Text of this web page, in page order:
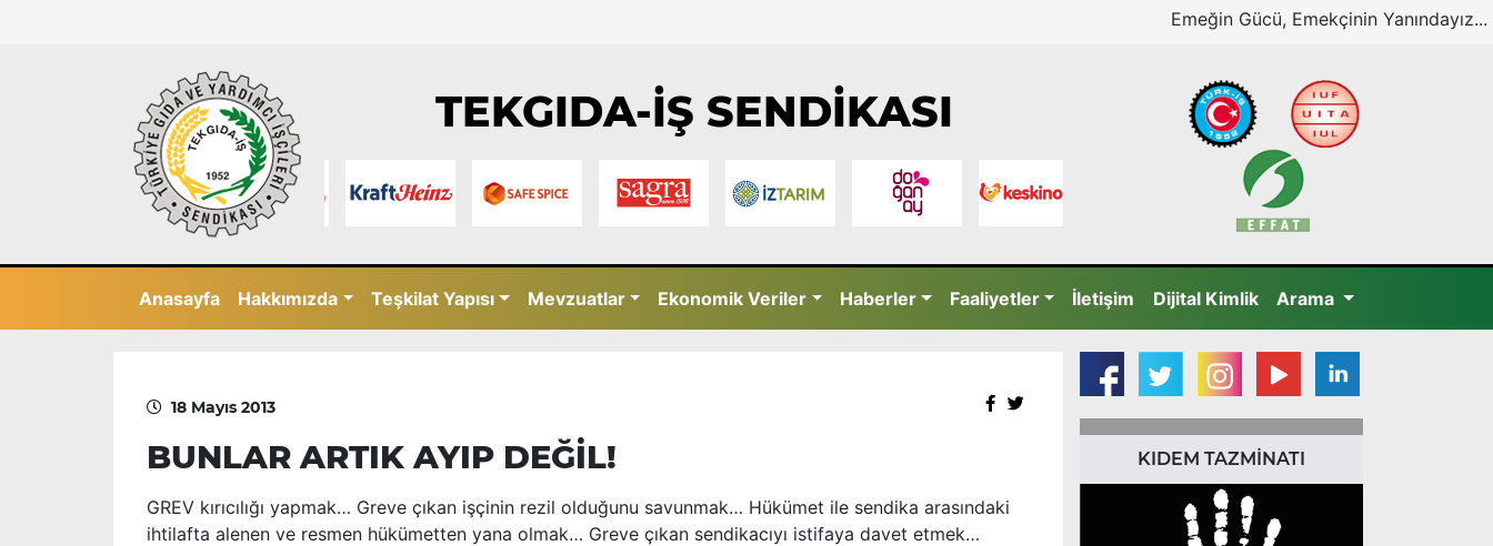
Emeğin Gücü, Emekçinin Yanındayız...
TEKGIDA-İŞ SENDİKASI
Anasayfa Hakkımızda Teşkilat Yapısı Mevzuatlar Ekonomik Veriler Haberler Faaliyetler İletişim Dijital Kimlik Arama
18 Mayıs 2013
BUNLAR ARTIK AYIP DEĞİL!
GREV kırıcılığı yapmak… Greve çıkan işçinin rezil olduğunu savunmak… Hükümet ile sendika arasındaki
ihtilafta alenen ve resmen hükümetten yana olmak… Greve çıkan sendikacıyı istifaya davet etmek…
KIDEM TAZMİNATI